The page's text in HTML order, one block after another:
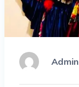
Admin